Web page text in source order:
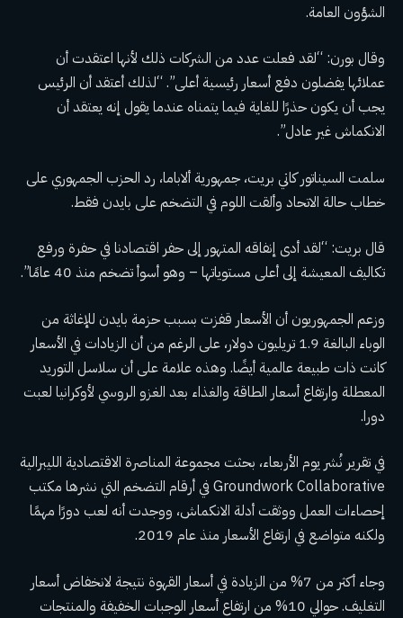
الشؤون العامة.
وقال بورن: “لقد فعلت عدد من الشركات ذلك لأنها اعتقدت أن
عملائها يفضلون دفع أسعار رئيسية أعلى”. “لذلك أعتقد أن الرئيس
يجب أن يكون حذرًا للغاية فيما يتمناه عندما يقول إنه يعتقد أن
الانكماش غير عادل”.
سلمت السيناتور كاتي بريت، جمهورية ألاباما، رد الحزب الجمهوري على
خطاب حالة الاتحاد وألقت اللوم في التضخم على بايدن فقط.
قال بريت: “لقد أدى إنفاقه المتهور إلى حفر اقتصادنا في حفرة ورفع
تكاليف المعيشة إلى أعلى مستوياتها – وهو أسوأ تضخم منذ 40 عامًا”.
وزعم الجمهوريون أن الأسعار قفزت بسبب حزمة بايدن للإغاثة من
الوباء البالغة 1.9 تريليون دولار، على الرغم من أن الزيادات في الأسعار
كانت ذات طبيعة عالمية أيضًا. وهذه علامة على أن سلاسل التوريد
المعطلة وارتفاع أسعار الطاقة والغذاء بعد الغزو الروسي لأوكرانيا لعبت
دورا.
في تقرير نُشر يوم الأربعاء، بحثت مجموعة المناصرة الاقتصادية الليبرالية
Groundwork Collaborative في أرقام التضخم التي نشرها مكتب
إحصاءات العمل ووثقت أدلة الانكماش، ووجدت أنه لعب دورًا مهمًا
ولكنه متواضع في ارتفاع الأسعار منذ عام 2019.
وجاء أكثر من 7% من الزيادة في أسعار القهوة نتيجة لانخفاض أسعار
التغليف. حوالي 10% من ارتفاع أسعار الوجبات الخفيفة والمنتجات